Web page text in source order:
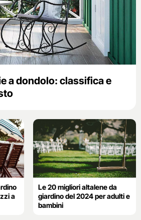
a dondolo: classifica e
a
Le 20 migliori altalene da
giardino del 2024 per adulti e
bambini